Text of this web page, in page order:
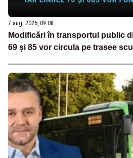
7 aug. 2026, 09:08
Modificări în transportul public
69 și 85 vor circula pe trasee